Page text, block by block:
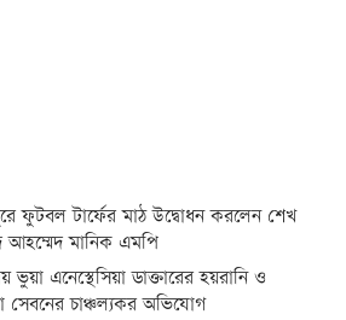
ফুটবল টার্ফের মাঠ উদ্বোধন করলেন শেখ
আহম্মেদ মানিক এমপি
ভুয়া এনেস্থেসিয়া ডাক্তারের হয়রানি ও
সেবনের চাঞ্চল্যকর অভিযোগ